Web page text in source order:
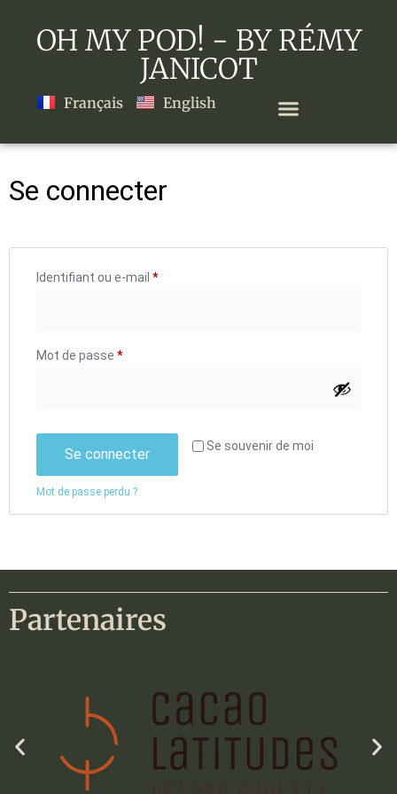
OH MY POD! - BY RÉMY
JANICOT
Français English
Se connecter
Identifiant ou e-mail *
Mot de passe *
Se souvenir de moi
Se connecter
Mot de passe perdu ?
Partenaires